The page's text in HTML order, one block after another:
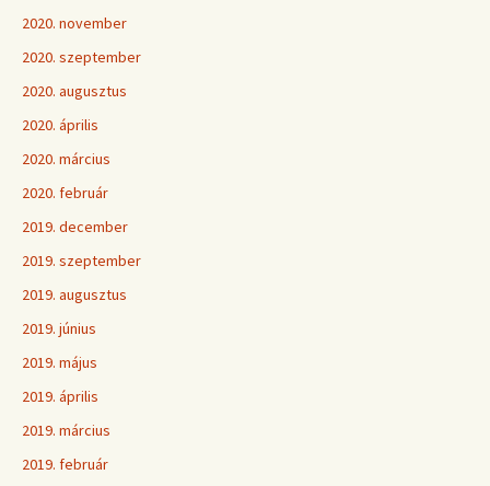
2020. november
2020. szeptember
2020. augusztus
2020. április
2020. március
2020. február
2019. december
2019. szeptember
2019. augusztus
2019. június
2019. május
2019. április
2019. március
2019. február